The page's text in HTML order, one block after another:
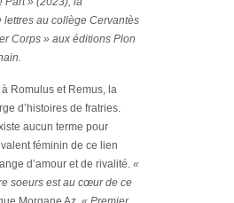
lettres au collège Cervantès
Corps » aux éditions Plon
à Romulus et Remus, la
d’histoires de fratries.
aucun terme pour
féminin de ce lien
d’amour et de rivalité. «
soeurs est au cœur de ce